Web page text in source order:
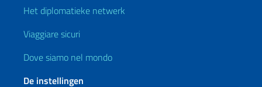
Het diplomatieke netwerk
Viaggiare sicuri
Dove siamo nel mondo
De instellingen